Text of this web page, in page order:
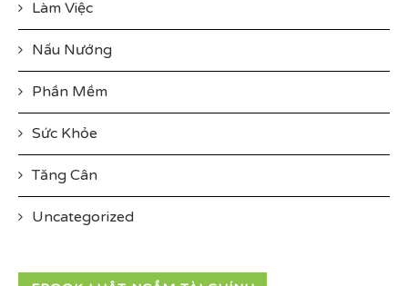
Làm Việc
Nấu Nướng
Phần Mềm
Sức Khỏe
Tăng Cân
Uncategorized